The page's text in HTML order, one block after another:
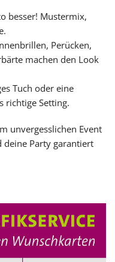
besser! Mustermix,
Perücken,
machen den Look
Tuch oder eine
richtige Setting.
unvergesslichen Event
Party garantiert